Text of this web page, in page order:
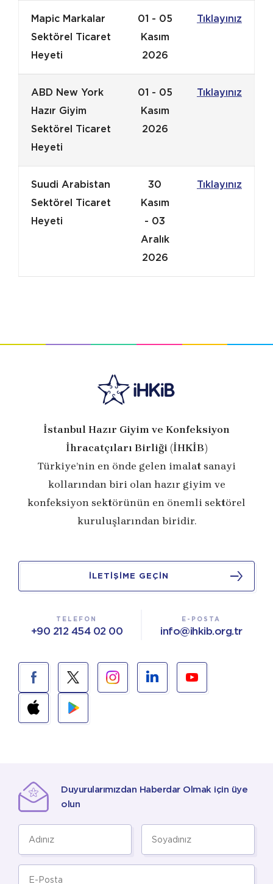
Mapic Markalar
Sektörel Ticaret
Heyeti
01 - 05
Kasım
2026
Tıklayınız
ABD New York
Hazır Giyim
Sektörel Ticaret
Heyeti
01 - 05
Kasım
2026
Tıklayınız
Suudi Arabistan
Sektörel Ticaret
Heyeti
30
Kasım
- 03
Aralık
2026
Tıklayınız
İstanbul Hazır Giyim ve Konfeksiyon
İhracatçıları Birliği (İHKİB)
Türkiye’nin en önde gelen imalat sanayi
kollarından biri olan hazır giyim ve
konfeksiyon sektörünün en önemli sektörel
kuruluşlarından biridir.
İLETİŞİME GEÇİN
TELEFON
+90 212 454 02 00
E-POSTA
info@ihkib.org.tr
Duyurularımızdan Haberdar Olmak için üye
olun